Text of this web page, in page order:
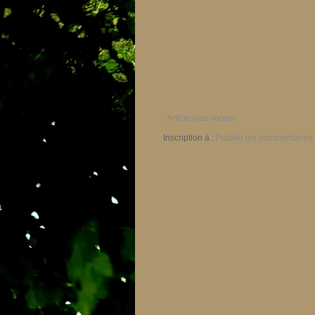
Article plus récent
Inscription à : Publier les commentaires